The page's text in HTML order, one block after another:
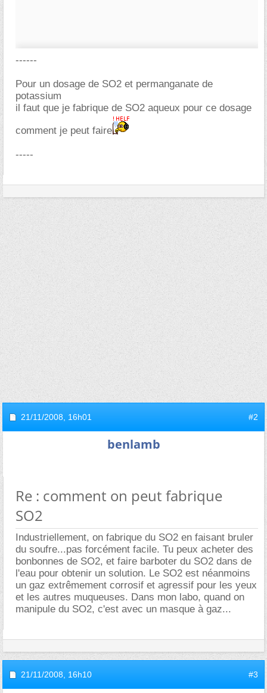
------
Pour un dosage de SO2 et permanganate de
potassium
il faut que je fabrique de SO2 aqueux pour ce dosage
comment je peut faire
-----
21/11/2008, 16h01 #2
benlamb
Re : comment on peut fabrique
SO2
Industriellement, on fabrique du SO2 en faisant bruler
du soufre...pas forcément facile. Tu peux acheter des
bonbonnes de SO2, et faire barboter du SO2 dans de
l'eau pour obtenir un solution. Le SO2 est néanmoins
un gaz extrêmement corrosif et agressif pour les yeux
et les autres muqueuses. Dans mon labo, quand on
manipule du SO2, c'est avec un masque à gaz...
21/11/2008, 16h10 #3